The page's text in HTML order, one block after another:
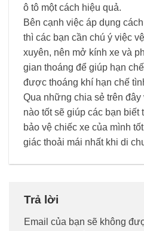
ô tô một cách hiệu quả.
Bên cạnh việc áp dụng
thì các bạn cần chú ý việc
xuyên, nên mở kính xe và
gian thoáng để giúp hạn
được thoáng khí hạn chế
Qua những chia sẻ trên đây
nào tốt sẽ giúp các bạn biết
bảo vệ chiếc xe của mình
giác thoải mái nhất khi di
Trả lời
Email của bạn sẽ không